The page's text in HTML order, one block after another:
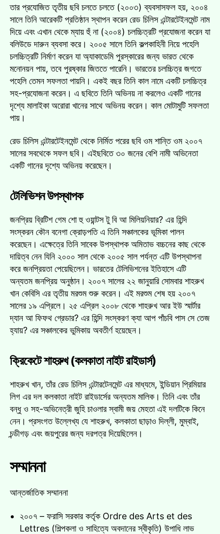
তার প্রযোজিত তৃতীয় ছবি চলতে চলতে (২০০৩) ব্যবসাসফল হয়, ২০০৪
সালে তিনি আরেকটি প্রতিষ্ঠান স্থাপন করেন রেড চিলিস এন্টারটেইনমেন্ট নাম
দিয়ে এবং এখান থেকে ম্যায় হুঁ না (২০০৪) চলচ্চিত্রটি প্রযোজনা করেন যা
বলিউডে দারুন ব্যবসা করে। ২০০৫ সালে তিনি কল্পকাহিনী নিয়ে পহেলি
চলচ্চিত্রটি নির্মাণ করেন যা অ্যাকাডেমি পুরস্কারের জন্য ভারত থেকে
মনোনয়ন পায়, তবে পুরষ্কার জিততে পারেনি। ভারতের চলচ্চিত্র জগতে
পহেলি তেমন সফলতা পায়নি। একই বছর তিনি কাল নামে একটি চলচ্চিত্র
সহ-প্রযোজনা করেন। এ ছবিতে তিনি অভিনয় না করলেও একটি গানের
দৃশ্যে মালাইকা অরোরা খানের সাথে অভিনয় করেন। কাল মোটামুটি সফলতা
পায়।
রেড চিলিস এন্টারটেইনমেন্ট থেকে নির্মিত পরের ছবি ওম শান্তি ওম ২০০৭
সালের সবথেকে সফল ছবি। এইছবিতে ৩০ জনের বেশি নামী অভিনেতা
একটি গানের দৃশ্যে অভিনয় করেছেন।
টেলিভিশন উপস্থাপক
জনপ্রিয় ব্রিটিশ গেম শো হু ওয়ান্টস টু বি আ মিলিয়নিয়ার? এর হিন্দি
সংস্করন কৌন বনেগা ক্রোড়পতি এ তিনি সঞ্চালকের ভূমিকা পালন
করেছেন। এক্ষেত্রে তিনি সাবেক উপস্থাপক অমিতাভ বচ্চনের কাছ থেকে
দায়িত্ব নেন যিনি ২০০০ সাল থেকে ২০০৫ সাল পর্যন্ত এটি উপস্থাপনা
করে জনপ্রিয়তা পেয়েছিলেন। ভারতের টেলিভিশনের ইতিহাসে এটি
অন্যতম জনপ্রিয় অনুষ্ঠান। ২০০৭ সালের ২২ জানুয়ারি সোমবার শাহরুখ
খান কেবিসি এর তৃতীয় মরশুম শুরু করেন। এই মরশুম শেষ হয় ২০০৭
সালের ১৯ এপ্রিলে। ২৫ এপ্রিল ২০০৮ থেকে শাহরুখ আর ইউ স্মার্টার
দ্যান আ ফিফথ গ্রেডার? এর হিন্দি সংস্করণ ক্যা আপ পাঁচবি পাস সে তেজ
হ্যায়? এর সঞ্চালকের ভুমিকায় অবতীর্ণ হয়েছেন।
ক্রিকেটে শাহরুখ (কলকাতা নাইট রাইডার্স)
শাহরুখ খান, তাঁর রেড চিলিস এন্টারটেনমেন্ট এর মাধ্যমে, ইন্ডিয়ান প্রিমিয়ার
লিগ এর দল কলকাতা নাইট রাইডার্সের অন্যতম মালিক। তিনি এবং তাঁর
বন্ধু ও সহ-অভিনেত্রী জুহি চাওলার স্বামী জয় মেহতা এই দলটিকে কিনে
নেন। প্রসংগত উল্লেখ্য যে শাহরুখ, কলকাতা ছাড়াও দিল্লী, মুম্বাই,
চন্ডীগড় এবং জয়পুরের জন্য দরপত্র দিয়েছিলেন।
সম্মাননা
আন্তর্জাতিক সম্মাননা
২০০৭ – ফরাসি সরকার কর্তৃক Ordre des Arts et des
Lettres (শিল্পকলা ও সাহিত্যে অবদানের স্বীকৃতি) উপাধি লাভ